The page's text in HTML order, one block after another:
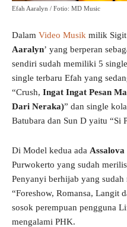
Efah Aaralyn / Fotio: MD Music
Dalam Video Musik milik Sigit
Aaralyn’ yang berperan
sendiri sudah memiliki 5
single terbaru Efah yang
“Crush, Ingat Ingat Pesan
Dari Neraka)” dan single
Batubara dan Sun D yaitu “Si
Di Model kedua ada Assalova
Purwokerto yang sudah
Penyanyi berhijab yang
“Foreshow, Romansa, Langit
sosok perempuan pengguna
mengalami PHK.